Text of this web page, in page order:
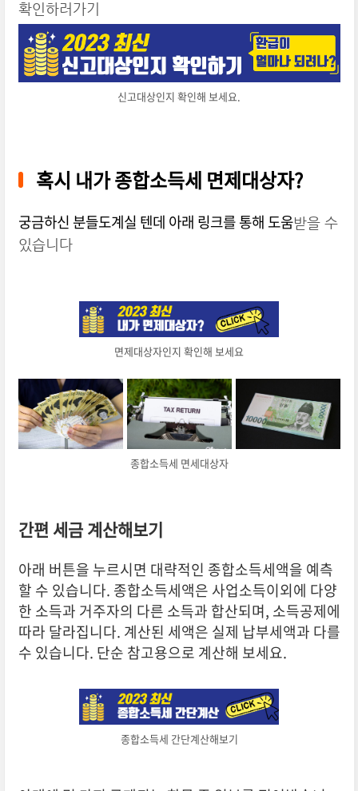
확인하러가기
신고대상인지 확인해 보세요.
혹시 내가 종합소득세 면제대상자?
궁금하신 분들도계실 텐데 아래 링크를 통해 도움받을 수
있습니다
면제대상자인지 확인해 보세요
종합소득세 면세대상자
간편 세금 계산해보기
아래 버튼을 누르시면 대략적인 종합소득세액을 예측
할 수 있습니다. 종합소득세액은 사업소득이외에 다양
한 소득과 거주자의 다른 소득과 합산되며, 소득공제에
따라 달라집니다. 계산된 세액은 실제 납부세액과 다를
수 있습니다. 단순 참고용으로 계산해 보세요.
종합소득세 간단계산해보기